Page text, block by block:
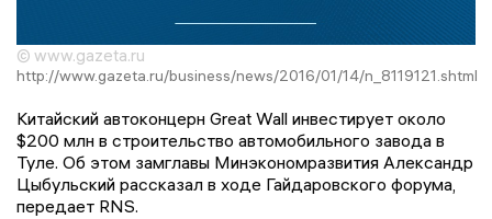
© www.gazeta.ru
http://www.gazeta.ru/business/news/2016/01/14/n_8119121.shtml
Китайский автоконцерн Great Wall инвестирует около
$200 млн в строительство автомобильного завода в
Туле. Об этом замглавы Минэкономразвития Александр
Цыбульский рассказал в ходе Гайдаровского форума,
передает RNS.